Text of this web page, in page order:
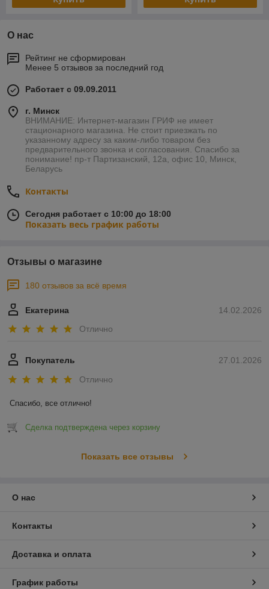
О нас
Рейтинг не сформирован
Менее 5 отзывов за последний год
Работает с 09.09.2011
г. Минск
ВНИМАНИЕ: Интернет-магазин ГРИФ не имеет
стационарного магазина. Не стоит приезжать по
указанному адресу за каким-либо товаром без
предварительного звонка и согласования. Спасибо за
понимание! пр-т Партизанский, 12а, офис 10, Минск,
Беларусь
Контакты
Сегодня работает с 10:00 до 18:00
Показать весь график работы
Отзывы о магазине
180 отзывов за всё время
14.02.2026
Екатерина
Отлично
27.01.2026
Покупатель
Отлично
Спасибо, все отлично!
Сделка подтверждена через корзину
Показать все отзывы
О нас
Контакты
Доставка и оплата
График работы